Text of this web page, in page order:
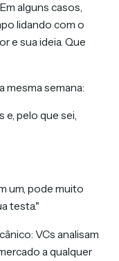
alguns casos,
lidando com o
e sua ideia. Que
mesma semana:
e, pelo que sei,
um, pode muito
testa."
VCs analisam
a qualquer